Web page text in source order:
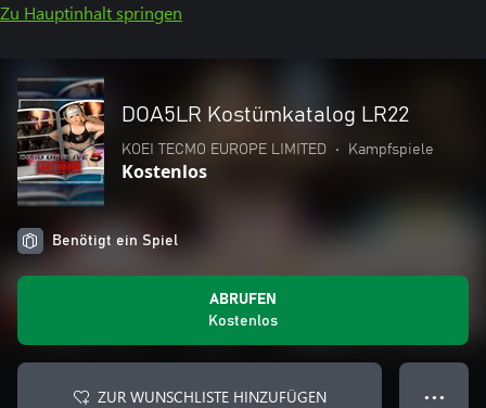
Zu Hauptinhalt springen
DOA5LR Kostümkatalog LR22
KOEI TECMO EUROPE LIMITED • Kampfspiele
Kostenlos
Benötigt ein Spiel
ABRUFEN
Kostenlos
ZUR WUNSCHLISTE HINZUFÜGEN ● ● ●